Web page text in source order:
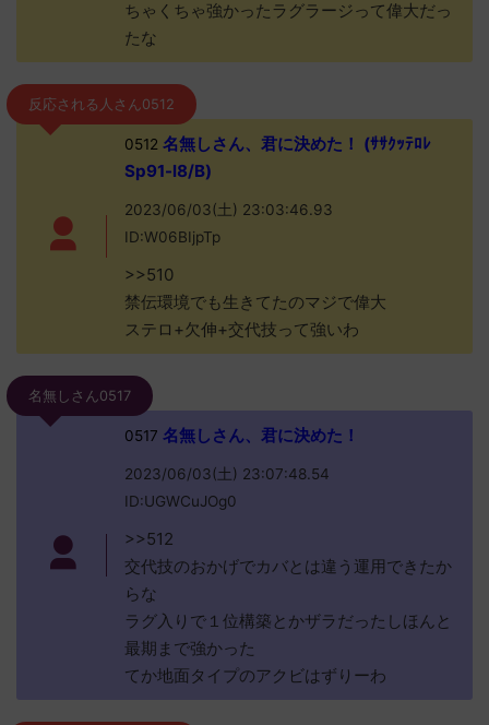
ちゃくちゃ強かったラグラージって偉大だっ
たな
反応される人さん0512
0512 名無しさん、君に決めた！ (ｻｻｸｯﾃﾛﾚ
Sp91-l8/B)
2023/06/03(土) 23:03:46.93
ID:W06BIjpTp
>>510
禁伝環境でも生きてたのマジで偉大
ステロ+欠伸+交代技って強いわ
名無しさん0517
0517 名無しさん、君に決めた！
2023/06/03(土) 23:07:48.54
ID:UGWCuJOg0
>>512
交代技のおかげでカバとは違う運用できたか
らな
ラグ入りで１位構築とかザラだったしほんと
最期まで強かった
てか地面タイプのアクビはずりーわ